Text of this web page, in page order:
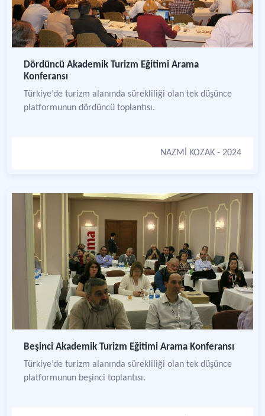
Dördüncü Akademik Turizm Eğitimi Arama
Konferansı
Türkiye’de turizm alanında sürekliliği olan tek düşünce
platformunun dördüncü toplantısı.
NAZMİ KOZAK - 2024
Beşinci Akademik Turizm Eğitimi Arama Konferansı
Türkiye’de turizm alanında sürekliliği olan tek düşünce
platformunun beşinci toplantısı.